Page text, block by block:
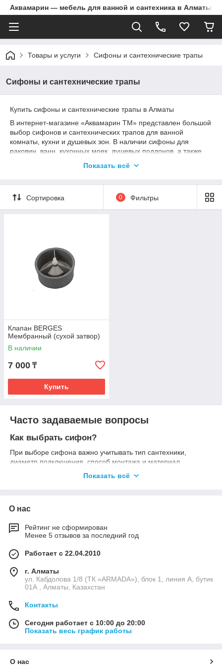
Аквамарин — мебель для ванной и сантехника в Алматы |
Товары и услуги Сифоны и сантехнические трапы
Сифоны и сантехнические трапы
Купить сифоны и сантехнические трапы в Алматы
В интернет-магазине «Аквамарин ТМ» представлен большой
выбор сифонов и сантехнических трапов для ванной
комнаты, кухни и душевых зон. В наличии сифоны для
раковин, ванн, кухонных моек, душевых поддонов, а также
AlcaPlast, McAlpine и других известных производителей.
Наши специалисты помогут подобрать оптимальное
решение с учетом типа сантехники и особенностей монтажа.
Показать всё
Сортировка 0 Фильтры
Клапан BERGES
Мембранный (сухой затвор)
В наличии
7 000 ₸
Купить
Часто задаваемые вопросы
Как выбрать сифон?
При выборе сифона важно учитывать тип сантехники,
диаметр подключения, способ монтажа и материал
изготовления. Специалисты «Аквамарин» помогут подобрать
В наличии сифоны для раковин, ванн, кухонных моек,
трапы различных размеров.
Да. На всю оригинальную продукцию распространяется
официальная гарантия производителя.
Доставляете ли по Казахстану?
Алматы и во все регионы Казахстана.
Популярные категории
Смесители
Ванны
Показать всё
О нас
Рейтинг не сформирован
Менее 5 отзывов за последний год
Работает с 22.04.2010
г. Алматы
ул. Кабдолова 1/8 (ТК «ARMADA»), блок 1, линия А, бутик
01А , Алматы, Казахстан
Контакты
Сегодня работает с 10:00 до 20:00
Показать весь график работы
О нас